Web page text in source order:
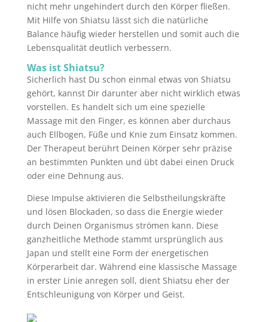
nicht mehr ungehindert durch den Körper fließen.
Mit Hilfe von Shiatsu lässt sich die natürliche
Balance häufig wieder herstellen und somit auch die
Lebensqualität deutlich verbessern.
Was ist Shiatsu?
Sicherlich hast Du schon einmal etwas von Shiatsu
gehört, kannst Dir darunter aber nicht wirklich etwas
vorstellen. Es handelt sich um eine spezielle
Massage mit den Finger, es können aber durchaus
auch Ellbogen, Füße und Knie zum Einsatz kommen.
Der Therapeut berührt Deinen Körper sehr präzise
an bestimmten Punkten und übt dabei einen Druck
oder eine Dehnung aus.
Diese Impulse aktivieren die Selbstheilungskräfte
und lösen Blockaden, so dass die Energie wieder
durch Deinen Organismus strömen kann. Diese
ganzheitliche Methode stammt ursprünglich aus
Japan und stellt eine Form der energetischen
Körperarbeit dar. Während eine klassische Massage
in erster Linie anregen soll, dient Shiatsu eher der
Entschleunigung von Körper und Geist.